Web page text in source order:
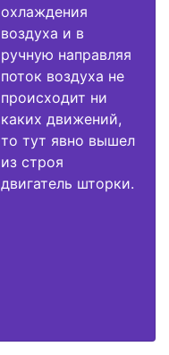
охлаждения
воздуха и в
ручную направляя
поток воздуха не
происходит ни
каких движений,
то тут явно вышел
из строя
двигатель шторки.